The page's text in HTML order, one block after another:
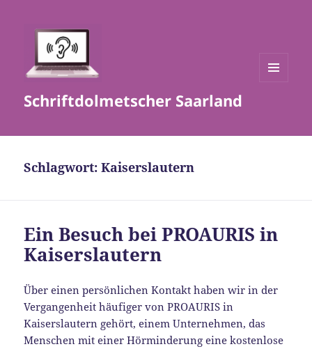
Schriftdolmetscher Saarland
Schlagwort:Kaiserslautern
Ein Besuch bei PROAURIS in
Kaiserslautern
Über einen persönlichen Kontakt haben wir in der
Vergangenheit häufiger von PROAURIS in
Kaiserslautern gehört, einem Unternehmen, das
Menschen mit einer Hörminderung eine kostenlose